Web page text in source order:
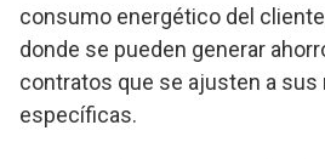
consumo energético del
donde se pueden generar
contratos que se ajusten a sus
específicas.